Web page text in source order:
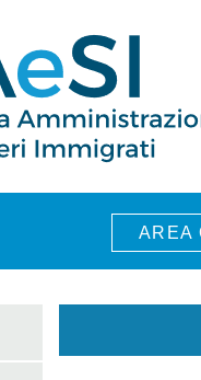
AREA